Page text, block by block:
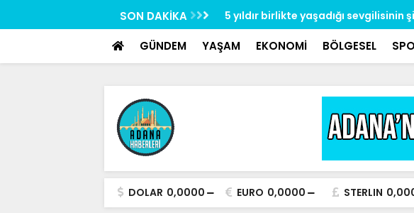
google-site-verification: google517657b2f8970707.html
SON DAKİKA
Adana’da işçilerin zorlu mesaisi 5 yıldır birlikte yaşadığı
GÜNDEM YAŞAM EKONOMİ BÖLGESEL
DOLAR 0,0000 EURO 0,0000 STERLIN